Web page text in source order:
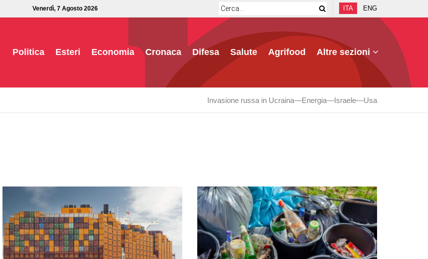
Venerdì, 7 Agosto 2026 ITA ENG
Politica Esteri Economia Cronaca Difesa Salute Agrifood Altre sezioni
Invasione russa in Ucraina Energia Israele Usa